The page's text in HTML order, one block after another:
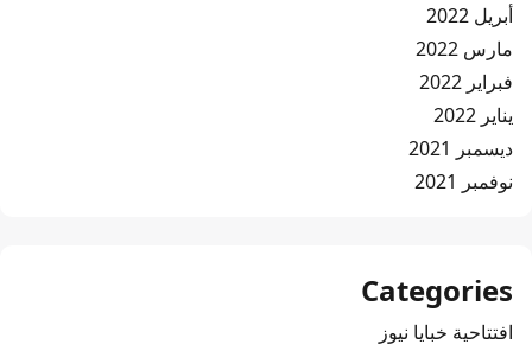
أبريل 2022
مارس 2022
فبراير 2022
يناير 2022
ديسمبر 2021
نوفمبر 2021
Categories
افتتاحية خبايا نيوز